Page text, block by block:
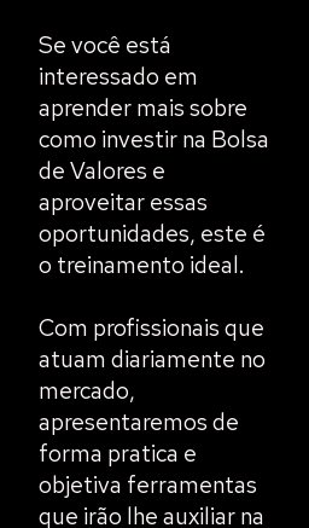
Se você está
interessado em
aprender mais sobre
como investir na Bolsa
de Valores e
aproveitar essas
oportunidades, este é
o treinamento ideal.
Com profissionais que
atuam diariamente no
mercado,
apresentaremos de
forma pratica e
objetiva ferramentas
que irão lhe auxiliar na